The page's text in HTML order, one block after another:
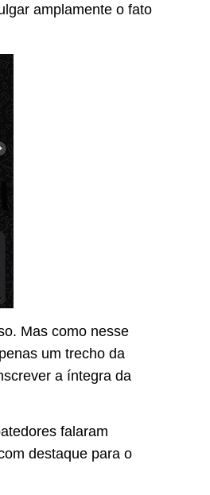
amplamente o fato
Mas como nesse
um trecho da
a íntegra da
falaram
destaque para o